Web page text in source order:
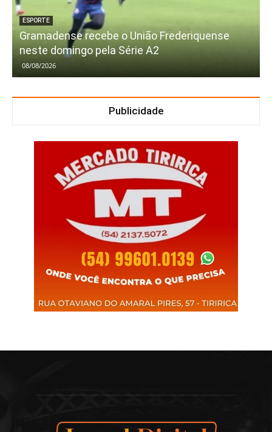
ESPORTE
Gramadense recebe o União Frederiquense
neste domingo pela Série A2
08/08/2026
Publicidade